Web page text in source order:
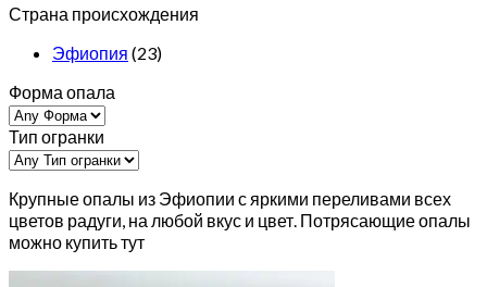
Страна происхождения
Эфиопия (23)
Форма опала
Тип огранки
Крупные опалы из Эфиопии с яркими переливами всех
цветов радуги, на любой вкус и цвет. Потрясающие опалы
можно купить тут